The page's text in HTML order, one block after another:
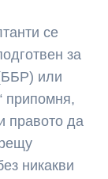
се
за
или
припомня,
правото да
никакви